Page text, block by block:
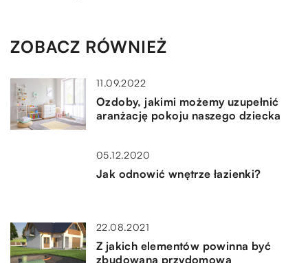
ZOBACZ RÓWNIEŻ
11.09.2022
Ozdoby, jakimi możemy uzupełnić
aranżację pokoju naszego dziecka
05.12.2020
Jak odnowić wnętrze łazienki?
22.08.2021
Z jakich elementów powinna być
zbudowana przydomowa